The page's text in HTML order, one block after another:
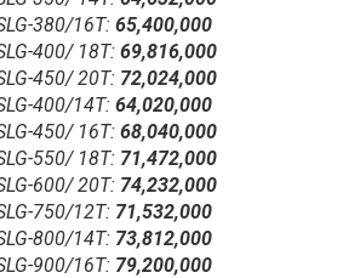
380/16T: 65,400,000
400/ 18T: 69,816,000
450/ 20T: 72,024,000
400/14T: 64,020,000
450/ 16T: 68,040,000
550/ 18T: 71,472,000
600/ 20T: 74,232,000
750/12T: 71,532,000
800/14T: 73,812,000
900/16T: 79,200,000